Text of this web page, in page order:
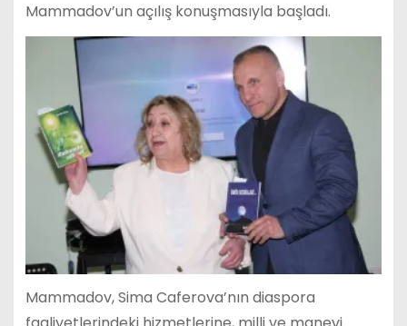
Mammadov’un açılış konuşmasıyla başladı.
Mammadov, Sima Caferova’nın diaspora